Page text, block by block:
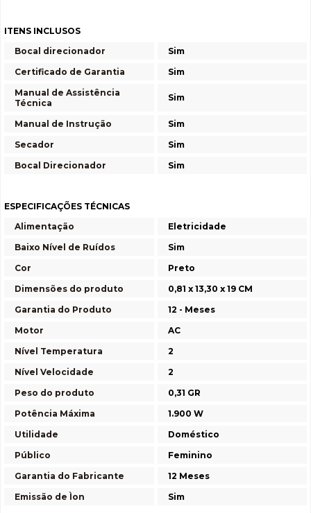
ITENS INCLUSOS
Bocal direcionador
Sim
Certificado de Garantia
Sim
Manual de Assistência
Técnica
Sim
Manual de Instrução
Sim
Secador
Sim
Bocal Direcionador
Sim
ESPECIFICAÇÕES TÉCNICAS
Alimentação
Eletricidade
Baixo Nível de Ruídos
Sim
Cor
Preto
Dimensões do produto
0,81 x 13,30 x 19 CM
Garantia do Produto
12 - Meses
Motor
AC
Nível Temperatura
2
Nível Velocidade
2
Peso do produto
0,31 GR
Potência Máxima
1.900 W
Utilidade
Doméstico
Público
Feminino
Garantia do Fabricante
12 Meses
Emissão de Ìon
Sim